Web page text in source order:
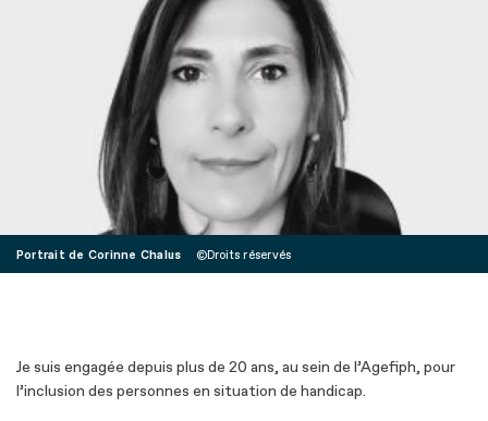
Portrait de Corinne Chalus Droits réservés
Je suis engagée depuis plus de 20 ans, au sein de l’Agefiph, pour
l’inclusion des personnes en situation de handicap.